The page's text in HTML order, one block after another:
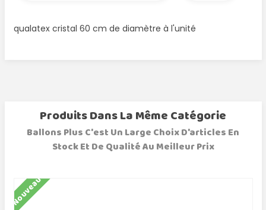
qualatex cristal 60 cm de diamètre à l'unité
Produits Dans La Même Catégorie
Ballons Plus C'est Un Large Choix D'articles En
Stock Et De Qualité Au Meilleur Prix
Nouveau